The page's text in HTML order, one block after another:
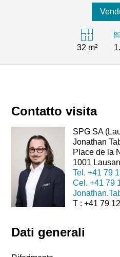
32 m²
Contatto visita
SPG SA
Jonathan
Place de la
1001
Tel. +41 79
Cel. +41 79
T : +41 79
Dati generali